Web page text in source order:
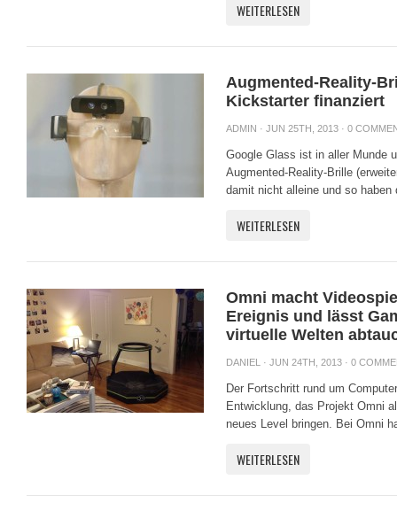
WEITERLESEN
Augmented-Reality-
Kickstarter finanziert
ADMIN · JUN 25TH, 2013 · 0
Google Glass ist in aller Munde
Augmented-Reality-Brille
damit nicht alleine und so haben
WEITERLESEN
Omni macht
Ereignis und lässt
virtuelle Welten
DANIEL · JUN 24TH, 2013 · 0
Der Fortschritt rund um
Entwicklung, das Projekt Omni
neues Level bringen. Bei Omni
WEITERLESEN